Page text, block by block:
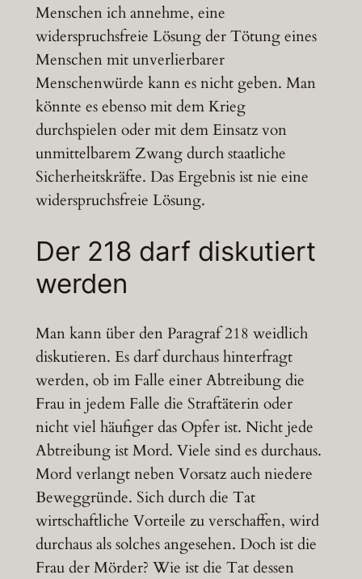
Menschen ich annehme, eine
widerspruchsfreie Lösung der Tötung eines
Menschen mit unverlierbarer
Menschenwürde kann es nicht geben. Man
könnte es ebenso mit dem Krieg
durchspielen oder mit dem Einsatz von
unmittelbarem Zwang durch staatliche
Sicherheitskräfte. Das Ergebnis ist nie eine
widerspruchsfreie Lösung.
Der 218 darf diskutiert
werden
Man kann über den Paragraf 218 weidlich
diskutieren. Es darf durchaus hinterfragt
werden, ob im Falle einer Abtreibung die
Frau in jedem Falle die Straftäterin oder
nicht viel häufiger das Opfer ist. Nicht jede
Abtreibung ist Mord. Viele sind es durchaus.
Mord verlangt neben Vorsatz auch niedere
Beweggründe. Sich durch die Tat
wirtschaftliche Vorteile zu verschaffen, wird
durchaus als solches angesehen. Doch ist die
Frau der Mörder? Wie ist die Tat dessen